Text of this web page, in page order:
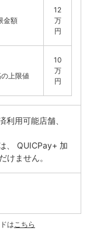
金額
12
万
円
上限値
10
万
円
利用可能店舗、
、 QUICPay+ 加
けません。
は こちら